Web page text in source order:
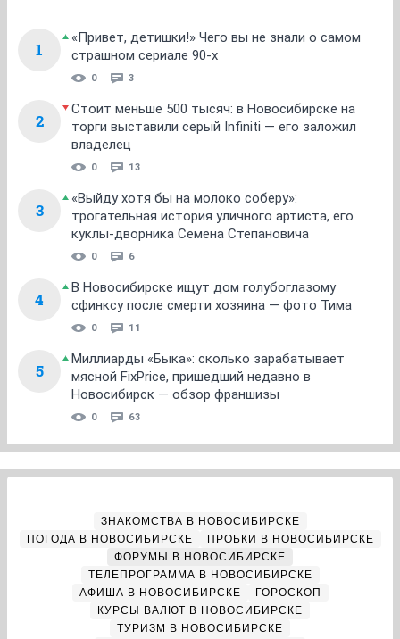
1
«Привет, детишки!» Чего вы не знали о самом
страшном сериале 90-х
0 3
2
Стоит меньше 500 тысяч: в Новосибирске на
торги выставили серый Infiniti — его заложил
владелец
0 13
3
«Выйду хотя бы на молоко соберу»:
трогательная история уличного артиста, его
куклы-дворника Семена Степановича
0 6
4
В Новосибирске ищут дом голубоглазому
сфинксу после смерти хозяина — фото Тима
0 11
5
Миллиарды «Быка»: сколько зарабатывает
мясной FixPrice, пришедший недавно в
Новосибирск — обзор франшизы
0 63
ЗНАКОМСТВА В НОВОСИБИРСКЕ
ПОГОДА В НОВОСИБИРСКЕ
ПРОБКИ В НОВОСИБИРСКЕ
ФОРУМЫ В НОВОСИБИРСКЕ
ТЕЛЕПРОГРАММА В НОВОСИБИРСКЕ
АФИША В НОВОСИБИРСКЕ
ГОРОСКОП
КУРСЫ ВАЛЮТ В НОВОСИБИРСКЕ
ТУРИЗМ В НОВОСИБИРСКЕ